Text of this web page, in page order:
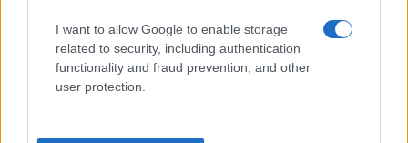
I want to allow Google to enable storage
related to security, including authentication
functionality and fraud prevention, and other
user protection.
Greta Thunbergék 10 ezer aktivistával
akarják áttörni a gázai határt